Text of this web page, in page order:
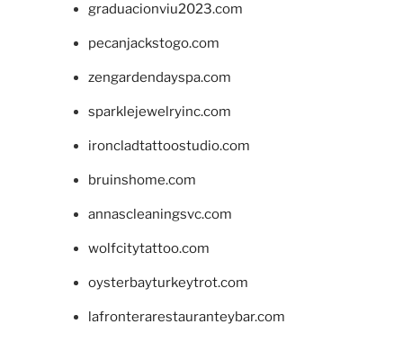
graduacionviu2023.com
pecanjackstogo.com
zengardendayspa.com
sparklejewelryinc.com
ironcladtattoostudio.com
bruinshome.com
annascleaningsvc.com
wolfcitytattoo.com
oysterbayturkeytrot.com
lafronterarestauranteybar.com